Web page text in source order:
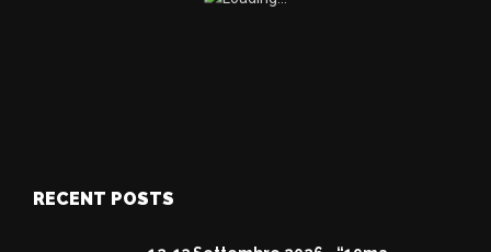
RECENT POSTS